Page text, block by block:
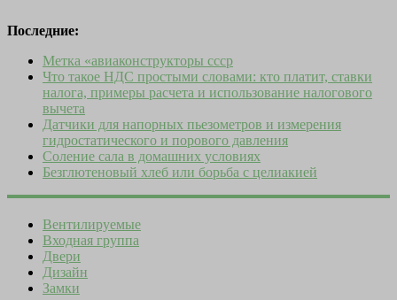
Последние:
Метка «авиаконструкторы ссср
Что такое НДС простыми словами: кто платит, ставки
налога, примеры расчета и использование налогового
вычета
Датчики для напорных пьезометров и измерения
гидростатического и порового давления
Соление сала в домашних условиях
Безглютеновый хлеб или борьба с целиакией
Вентилируемые
Входная группа
Двери
Дизайн
Замки